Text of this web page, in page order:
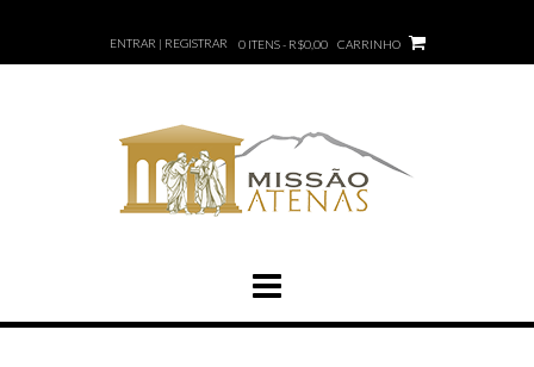
ENTRAR | REGISTRAR 0 ITENS - R$0,00 CARRINHO